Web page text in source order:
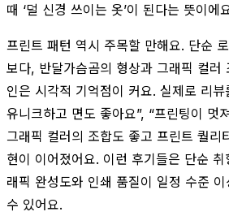
때 ‘덜 신경 쓰이는 옷’이 된다는 뜻이에
프린트 패턴 역시 주목할 만해요. 단순
보다, 반달가슴곰의 형상과 그래픽 컬러
인은 시각적 기억점이 커요. 실제로 리
유니크하고 면도 좋아요”, “프린팅이 멋
그래픽 컬러의 조합도 좋고 프린트 퀄리
현이 이어졌어요. 이런 후기들은 단순
래픽 완성도와 인쇄 품질이 일정 수준
수 있어요.